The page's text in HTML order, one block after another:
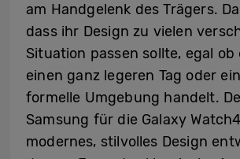
am Handgelenk des Trägers.
dass ihr Design zu vielen
Situation passen sollte, egal ob
einen ganz legeren Tag oder
formelle Umgebung handelt.
Samsung für die Galaxy
modernes, stilvolles Design